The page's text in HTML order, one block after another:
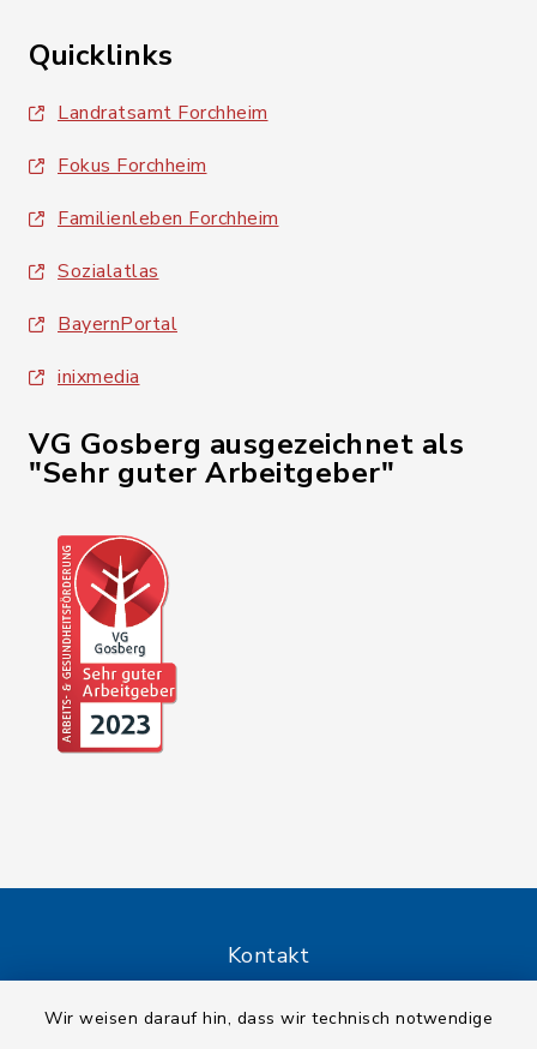
Wir weisen darauf hin, dass wir technisch notwendige
Quicklinks
Landratsamt Forchheim
Fokus Forchheim
Familienleben Forchheim
Sozialatlas
BayernPortal
inixmedia
VG Gosberg ausgezeichnet als
"Sehr guter Arbeitgeber"
Kontakt
Barrierefreiheit